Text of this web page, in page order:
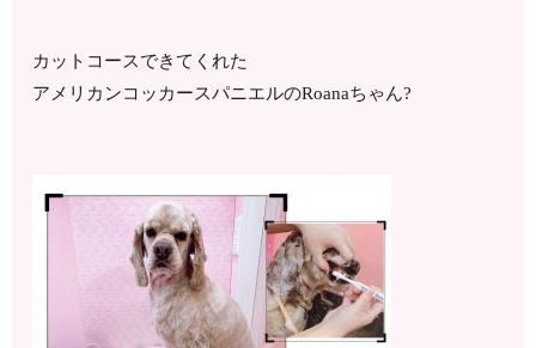
カットコースできてくれた
アメリカンコッカースパニエルのRoanaちゃん?